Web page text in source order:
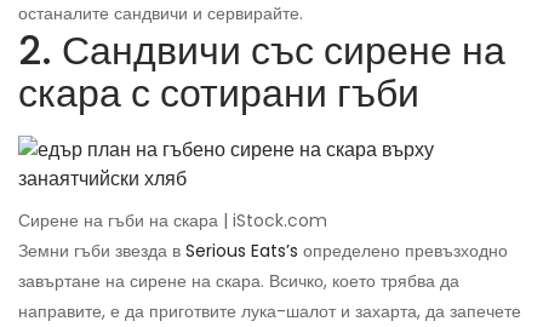
останалите сандвичи и сервирайте.
2. Сандвичи със сирене на
скара с сотирани гъби
Сирене на гъби на скара | iStock.com
Земни гъби звезда в Serious Eats’s определено превъзходно
завъртане на сирене на скара. Всичко, което трябва да
направите, е да приготвите лука-шалот и захарта, да запечете